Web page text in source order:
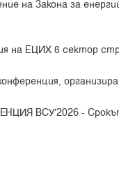
на Закона за
на ЕЦИХ в сектор
ВСУ’2026 -